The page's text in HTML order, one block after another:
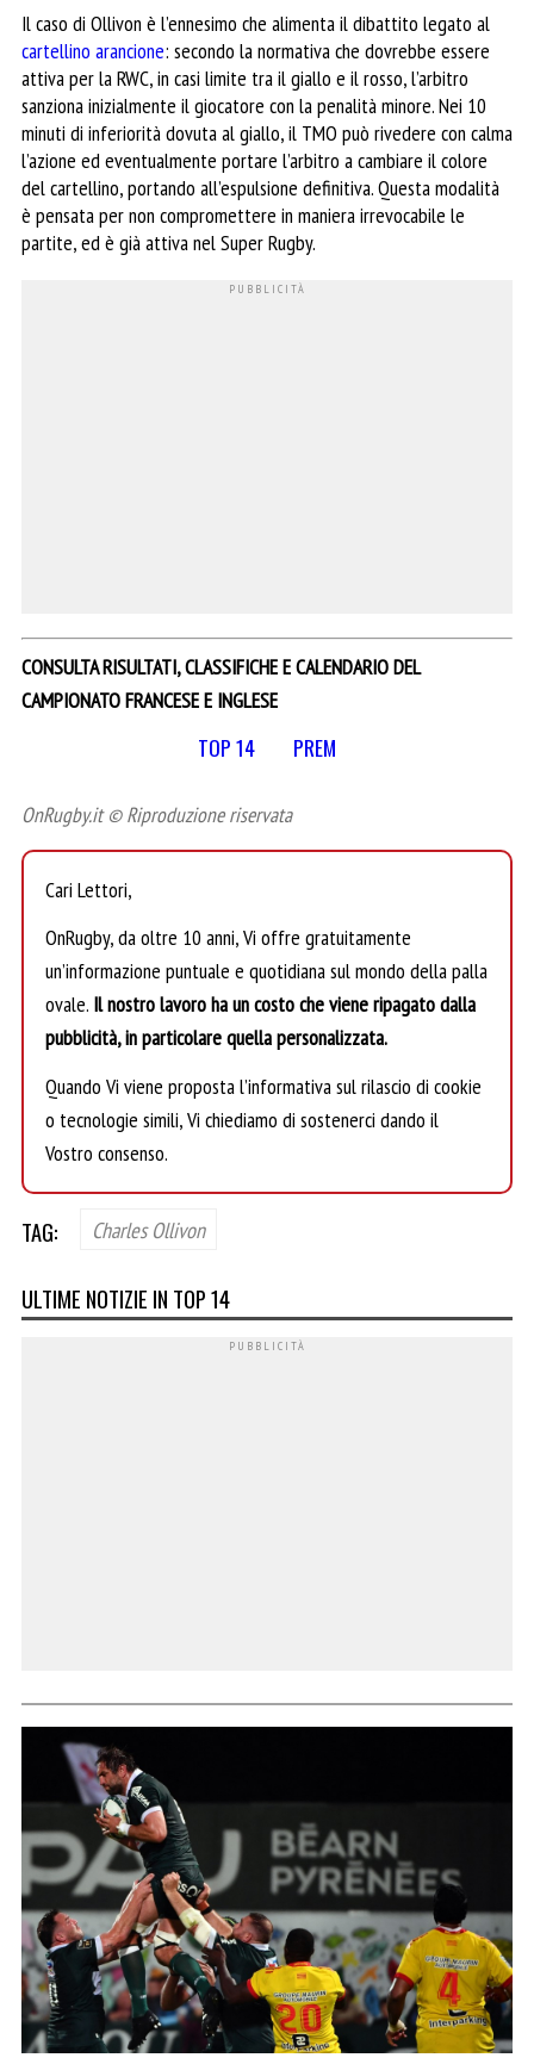
Il caso di Ollivon è l’ennesimo che alimenta il dibattito legato al
cartellino arancione: secondo la normativa che dovrebbe essere
attiva per la RWC, in casi limite tra il giallo e il rosso, l’arbitro
sanziona inizialmente il giocatore con la penalità minore. Nei 10
minuti di inferiorità dovuta al giallo, il TMO può rivedere con calma
l’azione ed eventualmente portare l’arbitro a cambiare il colore
del cartellino, portando all’espulsione definitiva. Questa modalità
è pensata per non compromettere in maniera irrevocabile le
partite, ed è già attiva nel Super Rugby.
CONSULTA RISULTATI, CLASSIFICHE E CALENDARIO DEL
CAMPIONATO FRANCESE E INGLESE
TOP 14 PREM
OnRugby.it © Riproduzione riservata
Cari Lettori,
OnRugby, da oltre 10 anni, Vi offre gratuitamente
un’informazione puntuale e quotidiana sul mondo della palla
ovale. Il nostro lavoro ha un costo che viene ripagato dalla
pubblicità, in particolare quella personalizzata.
Quando Vi viene proposta l’informativa sul rilascio di cookie
o tecnologie simili, Vi chiediamo di sostenerci dando il
Vostro consenso.
TAG: Charles Ollivon
ULTIME NOTIZIE IN TOP 14